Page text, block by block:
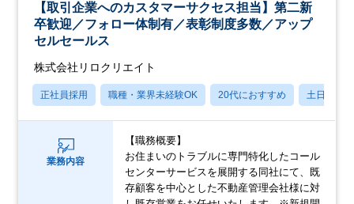
【取引企業へのカスタマーサクセス担当】第二新
卒歓迎／フォロー体制有／表彰制度多数／アップ
セルセールス
株式会社リロクリエイト
正社員採用 職種・業界未経験OK 20代におすすめ 土日祝休み
業務内容
【職務概要】
お住まいのトラブルに専門特化したコール
センターサービスを展開する同社にて、既
存顧客を中心とした不動産管理会社様に対